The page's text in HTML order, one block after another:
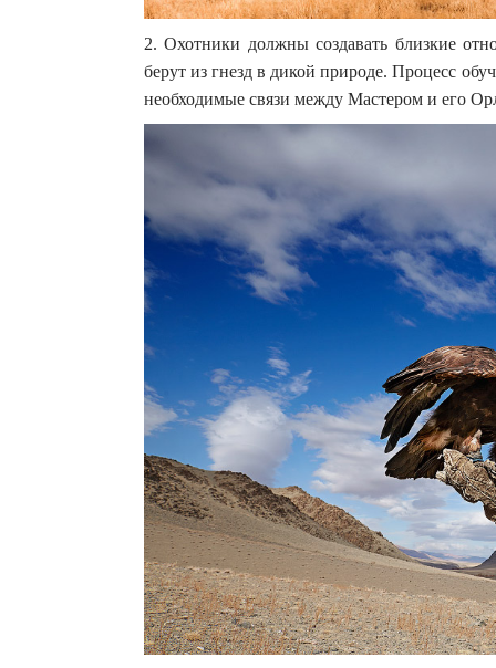
2. Охотники должны создавать близкие
берут из гнезд в дикой природе. Процесс
необходимые связи между Мастером и его